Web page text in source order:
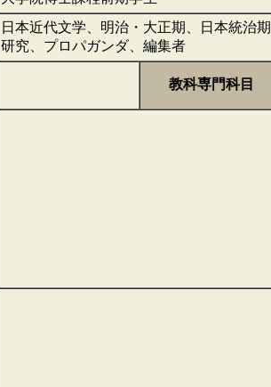
日本近代文学、明治・大正期、日本統治
研究、プロパガンダ、編集者
教科専門科目